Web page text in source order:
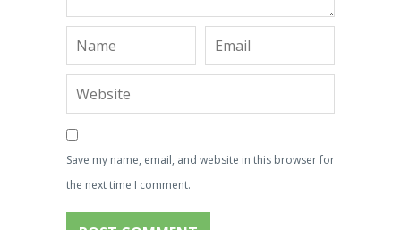
Save my name, email, and website in this browser for
the next time I comment.